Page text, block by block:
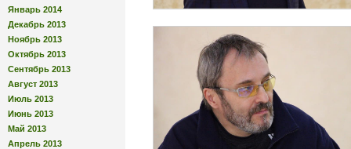
Январь 2014
Декабрь 2013
Ноябрь 2013
Октябрь 2013
Сентябрь 2013
Август 2013
Июль 2013
Июнь 2013
Май 2013
Апрель 2013